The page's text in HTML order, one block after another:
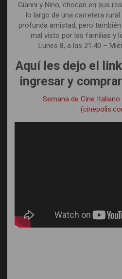
Gianni y Nino, chocan en sus
lo largo de una carretera
profunda amistad, pero
mal visto por las familias y
Lunes 8, a las 21.40 –
Aquí les dejo el
ingresar y
Semana de Cine